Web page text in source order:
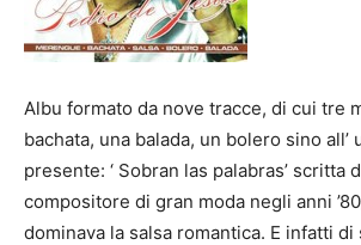
Albu formato da nove tracce, di cui tre
bachata, una balada, un bolero sino all’
presente: ‘ Sobran las palabras’ scritta
compositore di gran moda negli anni
dominava la salsa romantica. E infatti di